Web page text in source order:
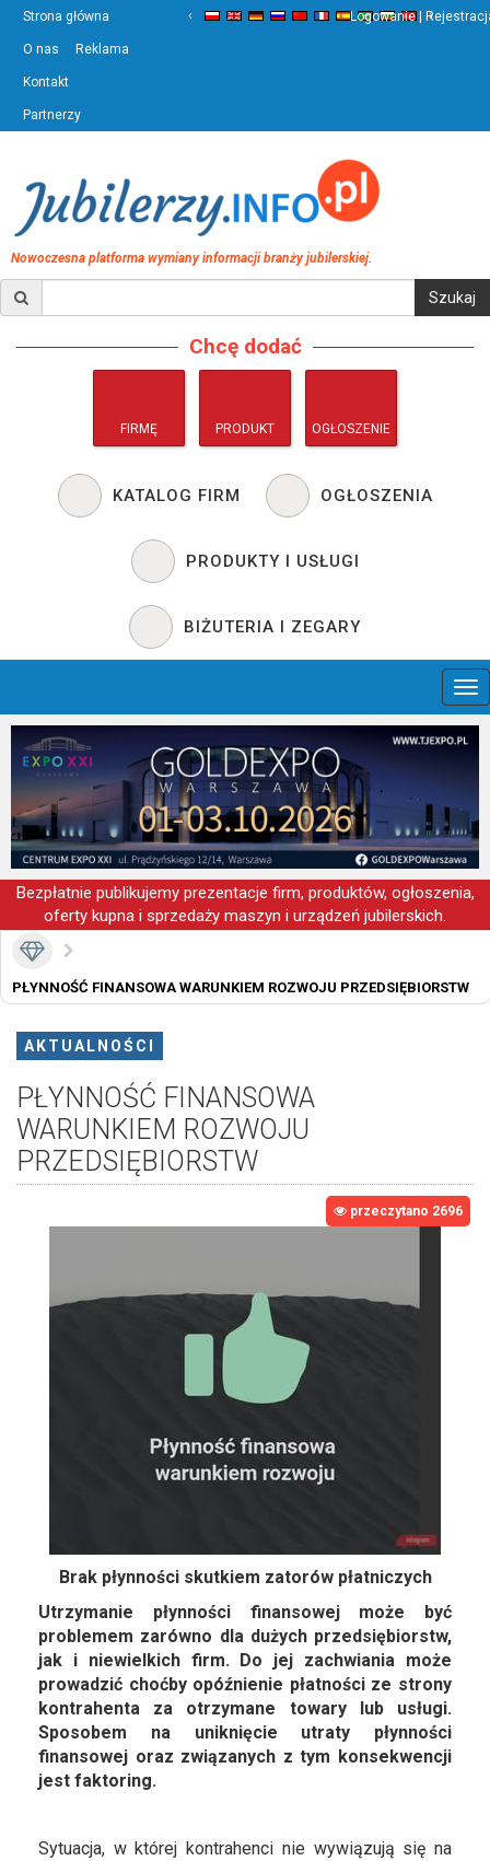
Strona główna
O nas Reklama
Kontakt
Partnerzy
‹ ›
Logowanie |
Nowoczesna platforma wymiany informacji branży jubilerskiej.
Chcę dodać
FIRMĘ PRODUKT OGŁOSZENIE
KATALOG FIRM OGŁOSZENIA
PRODUKTY I USŁUGI
BIŻUTERIA I ZEGARY
Bezpłatnie publikujemy prezentacje firm, produktów, ogłoszenia,
oferty kupna i sprzedaży maszyn i urządzeń jubilerskich.
PŁYNNOŚĆ FINANSOWA WARUNKIEM ROZWOJU PRZEDSIĘBIORSTW
AKTUALNOŚCI
PŁYNNOŚĆ FINANSOWA
WARUNKIEM ROZWOJU
PRZEDSIĘBIORSTW
przeczytano 2696
Brak płynności skutkiem zatorów płatniczych
Utrzymanie płynności finansowej może być
problemem zarówno dla dużych przedsiębiorstw,
jak i niewielkich firm. Do jej zachwiania może
prowadzić choćby opóźnienie płatności ze strony
kontrahenta za otrzymane towary lub usługi.
Sposobem na uniknięcie utraty płynności
finansowej oraz związanych z tym konsekwencji
jest faktoring.
Sytuacja, w której kontrahenci nie wywiązują się na